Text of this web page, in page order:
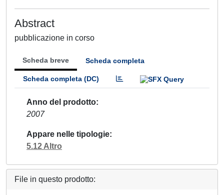
Abstract
pubblicazione in corso
Scheda breve Scheda completa
Scheda completa (DC)
Anno del prodotto
2007
Appare nelle tipologie
5.12 Altro
File in questo prodotto: